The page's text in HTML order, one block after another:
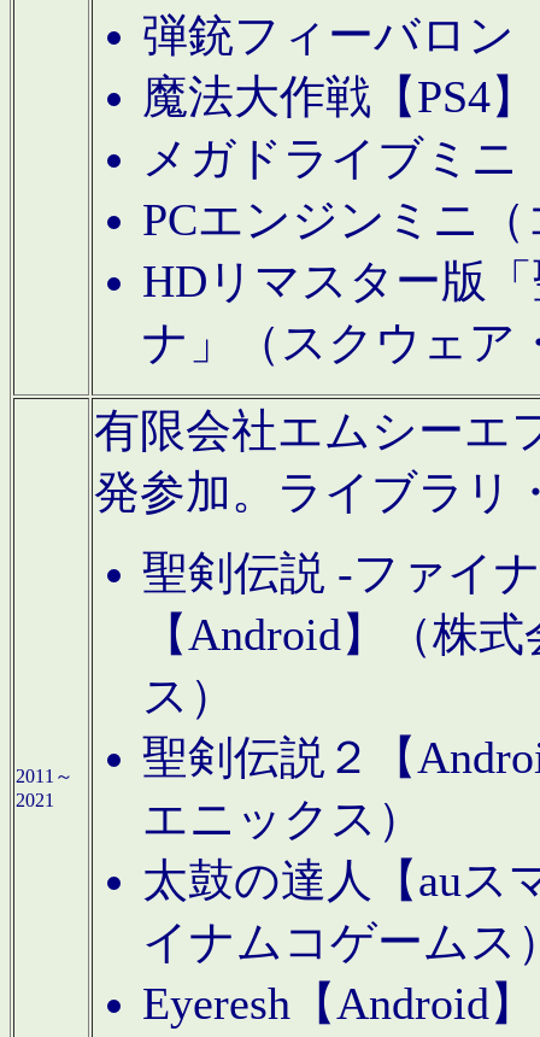
弾銃フィーバロン
魔法大作戦【PS4
メガドライブミニ
PCエンジンミニ
HDリマスター版
ナ」（スクウェア
2011～
2021
有限会社エムシーエ
発参加。ライブラリ
聖剣伝説 -ファイ
【Android】（株
ス）
聖剣伝説２【
エニックス）
太鼓の達人【auス
イナムコゲームス
Eyeresh【Android